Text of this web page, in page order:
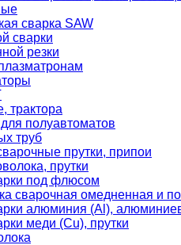
сварка SAW
сварки
резки
трактора
полуавтоматов
труб
прутки, припои
прутки
под флюсом
сварочная омедненная и
алюминия (Al),
меди (Cu), прутки